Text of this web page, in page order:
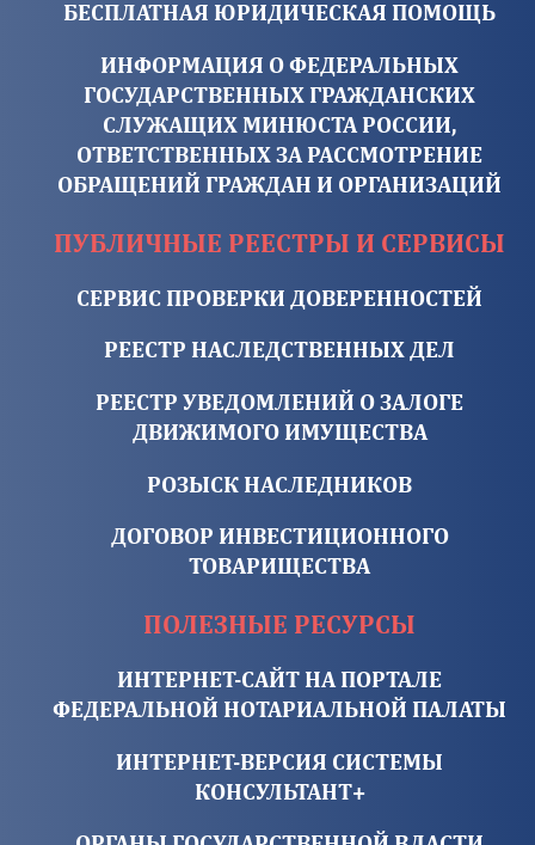
БЕСПЛАТНАЯ ЮРИДИЧЕСКАЯ ПОМОЩЬ
ИНФОРМАЦИЯ О ФЕДЕРАЛЬНЫХ
ГОСУДАРСТВЕННЫХ ГРАЖДАНСКИХ
СЛУЖАЩИХ МИНЮСТА РОССИИ,
ОТВЕТСТВЕННЫХ ЗА РАССМОТРЕНИЕ
ОБРАЩЕНИЙ ГРАЖДАН И ОРГАНИЗАЦИЙ
ПУБЛИЧНЫЕ РЕЕСТРЫ И СЕРВИСЫ
СЕРВИС ПРОВЕРКИ ДОВЕРЕННОСТЕЙ
РЕЕСТР НАСЛЕДСТВЕННЫХ ДЕЛ
РЕЕСТР УВЕДОМЛЕНИЙ О ЗАЛОГЕ
ДВИЖИМОГО ИМУЩЕСТВА
РОЗЫСК НАСЛЕДНИКОВ
ДОГОВОР ИНВЕСТИЦИОННОГО
ТОВАРИЩЕСТВА
ПОЛЕЗНЫЕ РЕСУРСЫ
ИНТЕРНЕТ-САЙТ НА ПОРТАЛЕ
ФЕДЕРАЛЬНОЙ НОТАРИАЛЬНОЙ ПАЛАТЫ
ИНТЕРНЕТ-ВЕРСИЯ СИСТЕМЫ
КОНСУЛЬТАНТ+